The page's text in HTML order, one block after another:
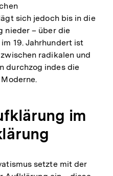
sich jedoch bis in die
nieder – über die
19. Jahrhundert ist
radikalen und
durchzog indes die
im
setzte mit der